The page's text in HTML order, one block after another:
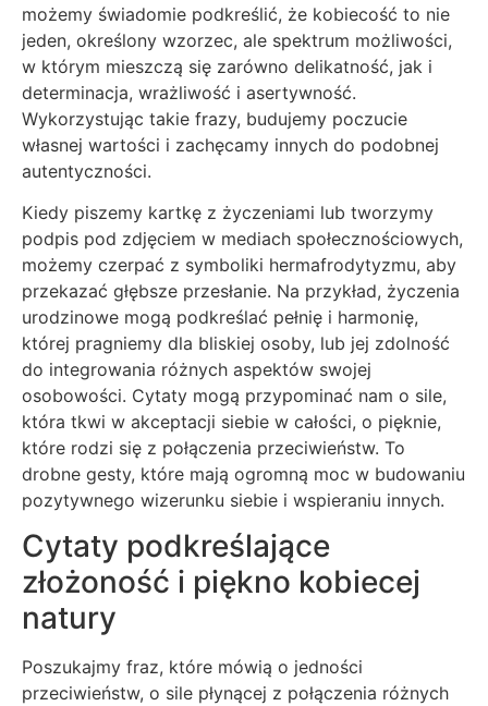
możemy świadomie podkreślić, że kobiecość to nie
jeden, określony wzorzec, ale spektrum możliwości,
w którym mieszczą się zarówno delikatność, jak i
determinacja, wrażliwość i asertywność.
Wykorzystując takie frazy, budujemy poczucie
własnej wartości i zachęcamy innych do podobnej
autentyczności.
Kiedy piszemy kartkę z życzeniami lub tworzymy
podpis pod zdjęciem w mediach społecznościowych,
możemy czerpać z symboliki hermafrodytyzmu, aby
przekazać głębsze przesłanie. Na przykład, życzenia
urodzinowe mogą podkreślać pełnię i harmonię,
której pragniemy dla bliskiej osoby, lub jej zdolność
do integrowania różnych aspektów swojej
osobowości. Cytaty mogą przypominać nam o sile,
która tkwi w akceptacji siebie w całości, o pięknie,
które rodzi się z połączenia przeciwieństw. To
drobne gesty, które mają ogromną moc w budowaniu
pozytywnego wizerunku siebie i wspieraniu innych.
Cytaty podkreślające
złożoność i piękno kobiecej
natury
Poszukajmy fraz, które mówią o jedności
przeciwieństw, o sile płynącej z połączenia różnych